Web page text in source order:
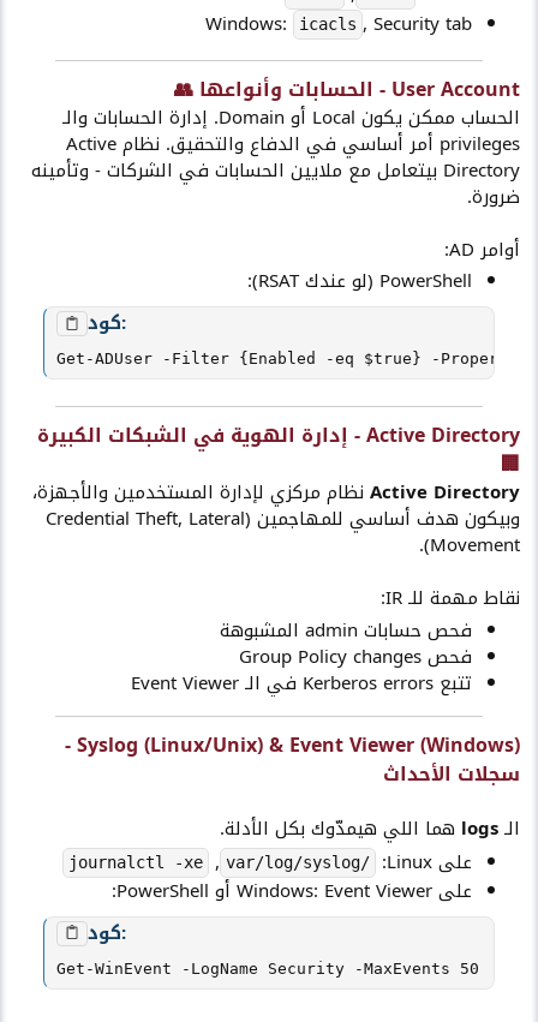
Windows: icacls , Security tab
User Account - الحسابات وأنواعها 👥​
الحساب ممكن يكون Local أو Domain. إدارة الحسابات والـ
privileges أمر أساسي في الدفاع والتحقيق. نظام Active
Directory بيتعامل مع ملايين الحسابات في الشركات - وتأمينه
ضرورة.
أوامر AD:
PowerShell (لو عندك RSAT):
كود:
Get-ADUser -Filter {Enabled -eq $true} -Properties
Active Directory - إدارة الهوية في الشبكات الكبيرة
🏢​
Active Directory نظام مركزي لإدارة المستخدمين والأجهزة،
وبيكون هدف أساسي للمهاجمين (Credential Theft, Lateral
Movement).
نقاط مهمة للـ IR:
فحص حسابات admin المشبوهة
فحص Group Policy changes
تتبع Kerberos errors في الـ Event Viewer
Syslog (Linux/Unix) & Event Viewer (Windows) -
سجلات الأحداث​
الـlogs هما اللي هيمدّوك بكل الأدلة.
على Linux:
/var/log/syslog
,
journalctl -xe
على Windows: Event Viewer أو PowerShell:
كود:
Get-WinEvent -LogName Security -MaxEvents 50